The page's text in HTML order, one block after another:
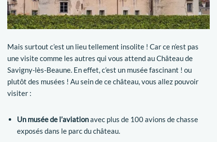
Mais surtout c’est un lieu tellement insolite ! Car ce n’est pas
une visite comme les autres qui vous attend au Château de
Savigny-lès-Beaune. En effet, c’est un musée fascinant ! ou
plutôt des musées ! Au sein de ce château, vous allez pouvoir
visiter :
Un musée de l’aviationavec plus de 100 avions de chasse
exposés dans le parc du château.